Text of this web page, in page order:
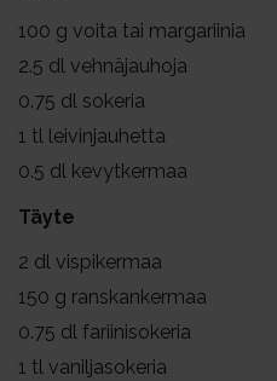
100 g voita tai margariinia
2.5 dl vehnäjauhoja
0.75 dl sokeria
1 tl leivinjauhetta
0.5 dl kevytkermaa
Täyte
2 dl vispikermaa
150 g ranskankermaa
0.75 dl fariinisokeria
1 tl vaniljasokeria